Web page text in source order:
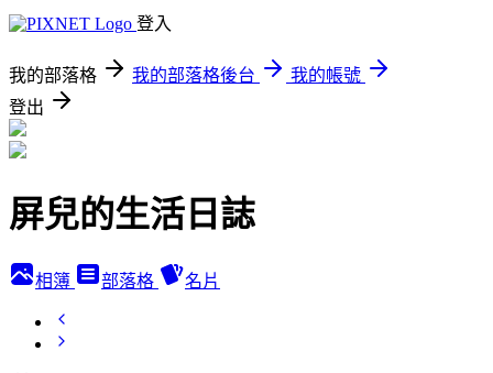
登入
我的部落格 我的部落格後台
我的帳號
登出
屏兒的生活日誌
相簿 部落格 名片